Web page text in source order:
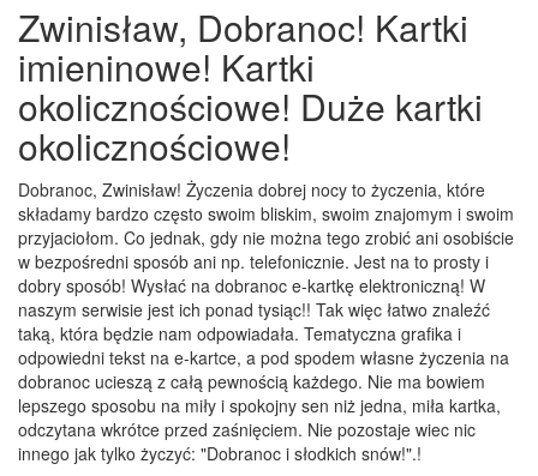
Zwinisław, Dobranoc! Kartki
imieninowe! Kartki
okolicznościowe! Duże kartki
okolicznościowe!
Dobranoc, Zwinisław! Życzenia dobrej nocy to życzenia, które
składamy bardzo często swoim bliskim, swoim znajomym i swoim
przyjaciołom. Co jednak, gdy nie można tego zrobić ani osobiście
w bezpośredni sposób ani np. telefonicznie. Jest na to prosty i
dobry sposób! Wysłać na dobranoc e-kartkę elektroniczną! W
naszym serwisie jest ich ponad tysiąc!! Tak więc łatwo znaleźć
taką, która będzie nam odpowiadała. Tematyczna grafika i
odpowiedni tekst na e-kartce, a pod spodem własne życzenia na
dobranoc ucieszą z całą pewnością każdego. Nie ma bowiem
lepszego sposobu na miły i spokojny sen niż jedna, miła kartka,
odczytana wkrótce przed zaśnięciem. Nie pozostaje wiec nic
innego jak tylko życzyć: "Dobranoc i słodkich snów!".!